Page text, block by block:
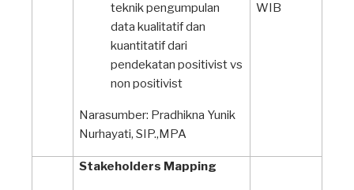
teknik pengumpulan
data kualitatif dan
kuantitatif dari
pendekatan positivist vs
non positivist
Narasumber: Pradhikna Yunik
Nurhayati, SIP.,MPA
WIB
Stakeholders Mapping